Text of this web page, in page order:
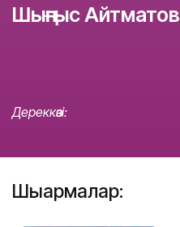
Шыңғыс Айтматов
Дереккөзі:
Шығармалар: